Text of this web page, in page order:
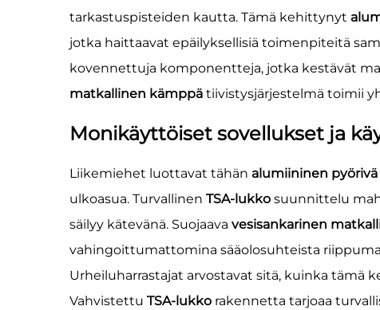
tarkastuspisteiden kautta. Tämä kehittynyt
jotka haittaavat epäilyksellisiä toimenpiteitä
kovennettuja komponentteja, jotka kestävät
matkallinen kämppä tiivistysjärjestelmä toimii
Monikäyttöiset sovellukset ja
Liikemiehet luottavat tähän alumiininen
ulkoasua. Turvallinen TSA-lukko suunnittelu
säilyy kätevänä. Suojaava vesisankarinen
vahingoittumattomina sääolosuhteista
Urheiluharrastajat arvostavat sitä, kuinka tämä
Vahvistettu TSA-lukko rakennetta tarjoaa